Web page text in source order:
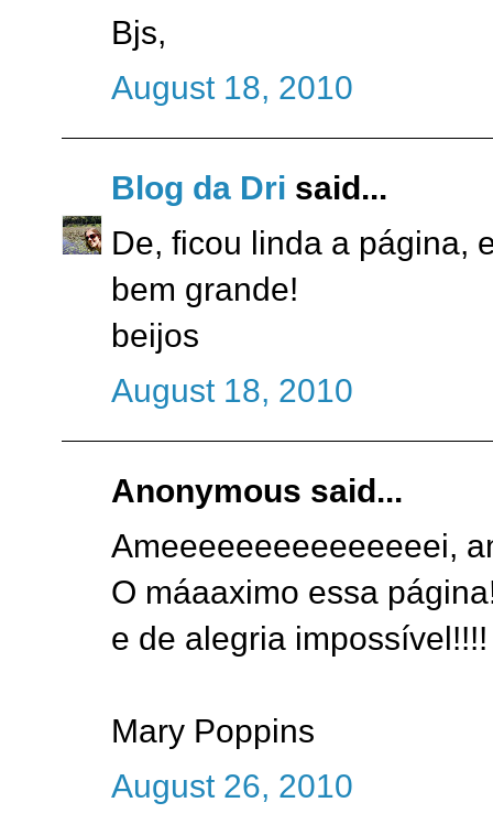
Bjs,
August 18, 2010
Blog da Dri said...
De, ficou linda a página,
bem grande!
beijos
August 18, 2010
Anonymous said...
Ameeeeeeeeeeeeeeei,
O máaaximo essa
e de alegria impossível!!!!
Mary Poppins
August 26, 2010